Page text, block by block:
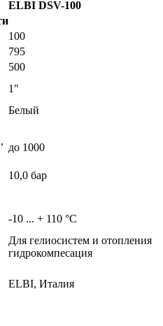
ELBI DSV-100
100
795
500
1"
Белый
до 1000
10,0 бар
-10 ... + 110 °C
Для гелиосистем и отопления
гидрокомпесация
ELBI, Италия